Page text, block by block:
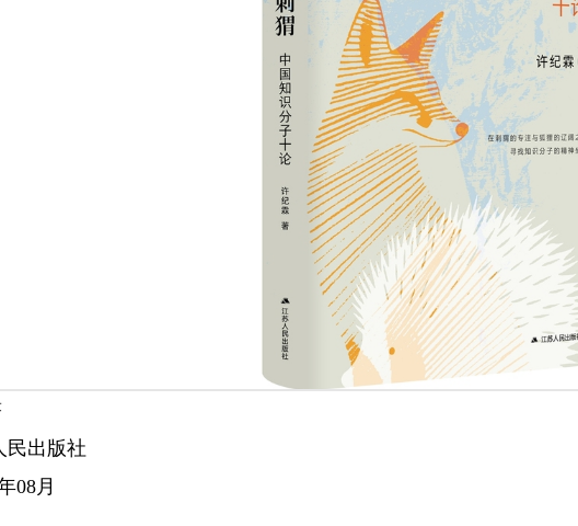
民出版社
08 月